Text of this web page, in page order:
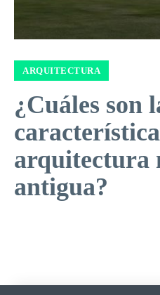
ARQUITECTURA
¿Cuáles son
arquitectura
antigua?